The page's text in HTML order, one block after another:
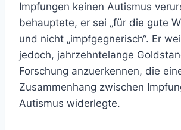
Impfungen keinen Autismus
behauptete, er sei „für die gute
und nicht „impfgegnerisch“. Er
jedoch, jahrzehntelange
Forschung anzuerkennen, die
Zusammenhang zwischen
Autismus widerlegte.